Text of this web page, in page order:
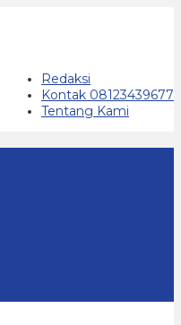
Redaksi
Kontak 08123439677
Tentang Kami